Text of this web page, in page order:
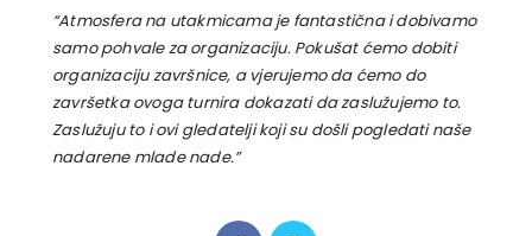
“Atmosfera na utakmicama je fantastična i dobivamo
samo pohvale za organizaciju. Pokušat ćemo dobiti
organizaciju završnice, a vjerujemo da ćemo do
završetka ovoga turnira dokazati da zaslužujemo to.
Zaslužuju to i ovi gledatelji koji su došli pogledati naše
nadarene mlade nade.”